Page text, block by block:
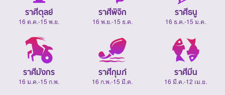
ราศีตุลย์
16 ต.ค.-15 พ.ย.
ราศีพิจิก
16 พ.ย.-15 ธ.ค.
ราศีธนู
16 ธ.ค.-15 ม.ค.
ราศีมังกร
16 ม.ค.-15 ก.พ.
ราศีกุมภ์
16 ก.พ.-15 มี.ค.
ราศีมีน
16 มี.ค.-12 เม.ย.